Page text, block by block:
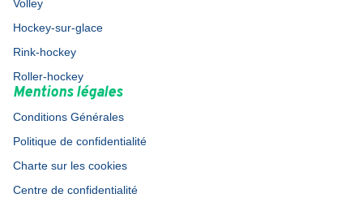
Volley
Hockey-sur-glace
Rink-hockey
Roller-hockey
Mentions légales
Conditions Générales
Politique de confidentialité
Charte sur les cookies
Centre de confidentialité